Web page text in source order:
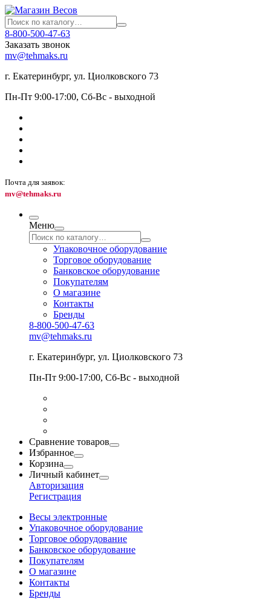
8-800-500-47-63
Заказать звонок
mv@tehmaks.ru
г. Екатеринбург, ул. Циолковского 73
Пн-Пт 9:00-17:00, Сб-Вс - выходной
Почта для заявок:
mv@tehmaks.ru
Меню
Упаковочное оборудование
Торговое оборудование
Банковское оборудование
Покупателям
О магазине
Контакты
Бренды
8-800-500-47-63
mv@tehmaks.ru
г. Екатеринбург, ул. Циолковского 73
Пн-Пт 9:00-17:00, Сб-Вс - выходной
Сравнение товаров
Избранное
Корзина
Личный кабинет
Авторизация
Регистрация
Весы электронные
Упаковочное оборудование
Торговое оборудование
Банковское оборудование
Покупателям
О магазине
Контакты
Бренды